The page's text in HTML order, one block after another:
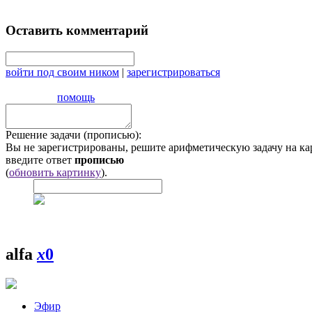
Оставить комментарий
войти под своим ником | зарегистрироваться
помощь
Решение задачи (прописью):
Вы не зарегистрированы, решите арифметическую задачу на
введите ответ прописью
(обновить картинку).
alfax0
Эфир